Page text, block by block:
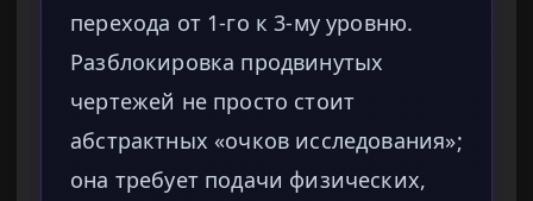
перехода от 1-го к 3-му уровню.
Разблокировка продвинутых
чертежей не просто стоит
абстрактных «очков исследования»;
она требует подачи физических,